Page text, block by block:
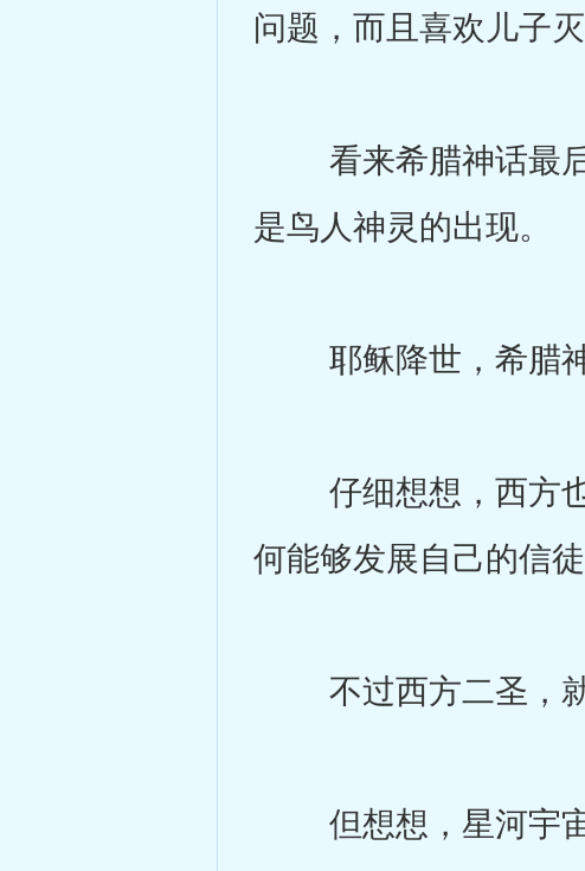
问题，而且喜欢儿子
看来希腊神话最后
是鸟人神灵的出现。
耶稣降世，希腊神
仔细想想，西方也
何能够发展自己的信徒
不过西方二圣，就
但想想，星河宇宙